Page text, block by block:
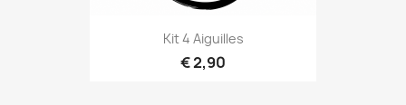
Kit 4 Aiguilles
€ 2,90